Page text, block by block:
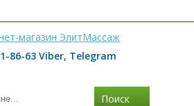
86-63 Viber, Telegram
Поиск